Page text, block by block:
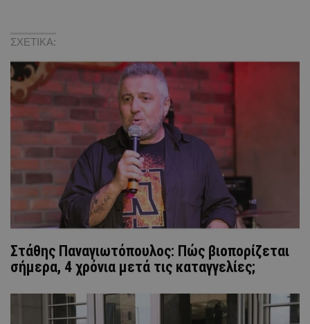
ΣΧΕΤΙΚΑ:
Στάθης Παναγιωτόπουλος: Πώς βιοπορίζεται
σήμερα, 4 χρόνια μετά τις καταγγελίες;